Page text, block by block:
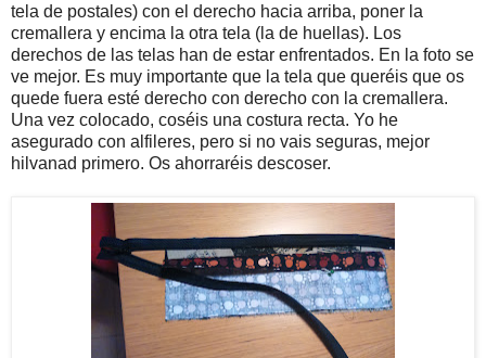
tela de postales) con el derecho hacia arriba, poner la
cremallera y encima la otra tela (la de huellas). Los
derechos de las telas han de estar enfrentados. En la foto se
ve mejor. Es muy importante que la tela que queréis que os
quede fuera esté derecho con derecho con la cremallera.
Una vez colocado, coséis una costura recta. Yo he
asegurado con alfileres, pero si no vais seguras, mejor
hilvanad primero. Os ahorraréis descoser.